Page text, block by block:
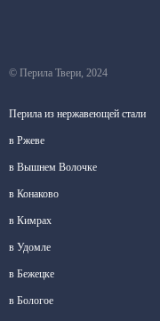
© Перила Твери, 2024
Перила из нержавеющей стали
в Ржеве
в Вышнем Волочке
в Конаково
в Кимрах
в Удомле
в Бежецке
в Бологое